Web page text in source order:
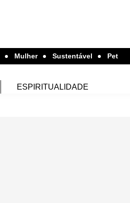
Mulher Sustentável Pet
ESPIRITUALIDADE